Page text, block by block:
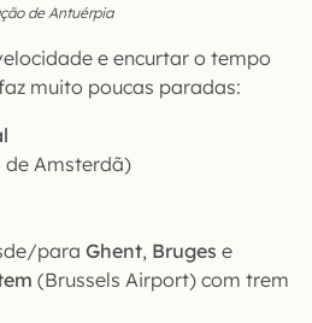
de Antuérpia
e encurtar o tempo
muito poucas paradas:
Amsterdã)
para Ghent, Bruges e
(Brussels Airport) com trem